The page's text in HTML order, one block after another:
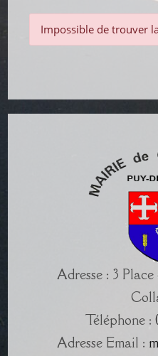
Impossible de trouver
Adresse : 3
Téléphone :
Adresse Email :